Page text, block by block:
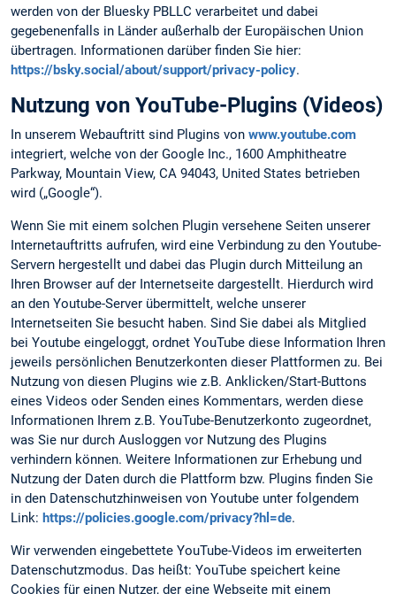
werden von der Bluesky PBLLC verarbeitet und dabei
gegebenenfalls in Länder außerhalb der Europäischen Union
übertragen. Informationen darüber finden Sie hier:
https://bsky.social/about/support/privacy-policy.
Nutzung von YouTube-Plugins (Videos)
In unserem Webauftritt sind Plugins von www.youtube.com
integriert, welche von der Google Inc., 1600 Amphitheatre
Parkway, Mountain View, CA 94043, United States betrieben
wird („Google“).
Wenn Sie mit einem solchen Plugin versehene Seiten unserer
Internetauftritts aufrufen, wird eine Verbindung zu den Youtube-
Servern hergestellt und dabei das Plugin durch Mitteilung an
Ihren Browser auf der Internetseite dargestellt. Hierdurch wird
an den Youtube-Server übermittelt, welche unserer
Internetseiten Sie besucht haben. Sind Sie dabei als Mitglied
bei Youtube eingeloggt, ordnet YouTube diese Information Ihren
jeweils persönlichen Benutzerkonten dieser Plattformen zu. Bei
Nutzung von diesen Plugins wie z.B. Anklicken/Start-Buttons
eines Videos oder Senden eines Kommentars, werden diese
Informationen Ihrem z.B. YouTube-Benutzerkonto zugeordnet,
was Sie nur durch Ausloggen vor Nutzung des Plugins
verhindern können. Weitere Informationen zur Erhebung und
Nutzung der Daten durch die Plattform bzw. Plugins finden Sie
in den Datenschutzhinweisen von Youtube unter folgendem
Link: https://policies.google.com/privacy?hl=de.
Wir verwenden eingebettete YouTube-Videos im erweiterten
Datenschutzmodus. Das heißt: YouTube speichert keine
Cookies für einen Nutzer, der eine Webseite mit einem